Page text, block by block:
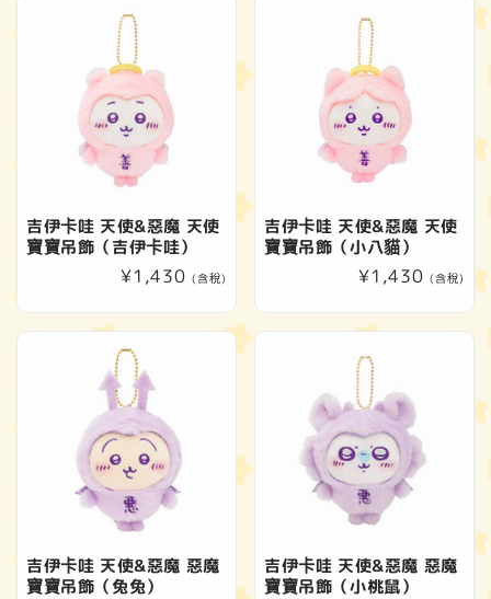
吉伊卡哇 天使&惡魔 天使
寶寶吊飾（吉伊卡哇）
定
¥1,430 (含稅)
吉伊卡哇 天使&惡魔 天使
寶寶吊飾（小八貓）
定
¥1,430 (含稅)
吉伊卡哇 天使&惡魔 惡魔
寶寶吊飾（兔兔）
吉伊卡哇 天使&惡魔 惡魔
寶寶吊飾（小桃鼠）